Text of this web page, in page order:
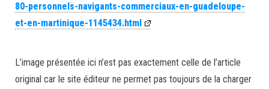
80-personnels-navigants-commerciaux-en-guadeloupe-
et-en-martinique-1145434.html
L’image présentée ici n’est pas exactement celle de l’article
original car le site éditeur ne permet pas toujours de la charger